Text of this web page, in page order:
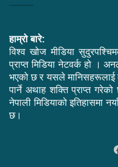
हाम्रो बारे:
विश्व खोज मीडिया
प्राप्त मिडिया नेटवर्क हो ।
भएको छ र यसले मानिसहरूलाई
पार्ने अथाह शक्ति प्राप्त
नेपाली मिडियाको इतिहासमा
छ।